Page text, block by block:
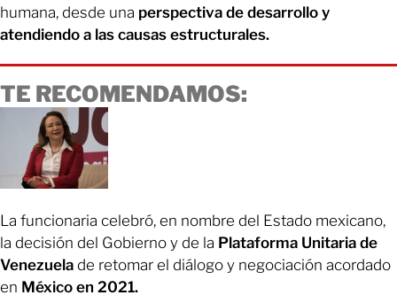
humana, desde una perspectiva de desarrollo y
atendiendo a las causas estructurales.
TE RECOMENDAMOS:
La funcionaria celebró, en nombre del Estado mexicano,
la decisión del Gobierno y de la Plataforma Unitaria de
Venezuela de retomar el diálogo y negociación acordado
en México en 2021.